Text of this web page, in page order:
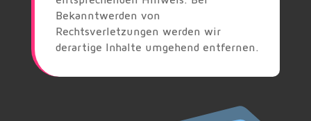
Bekanntwerden von
Rechtsverletzungen werden wir
derartige Inhalte umgehend entfernen.